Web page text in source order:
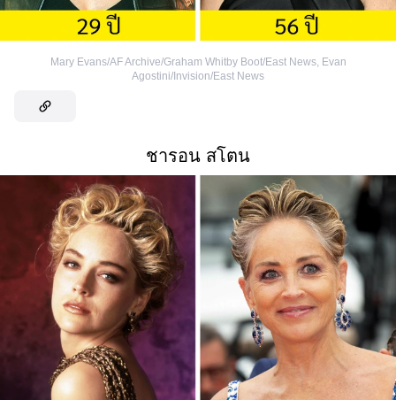
Mary Evans/AF Archive/Graham Whitby Boot/East News, Evan
Agostini/Invision/East News
ชารอน สโตน